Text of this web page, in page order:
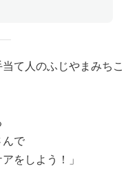
て人のふじやまみちこ
んで
をしよう！」